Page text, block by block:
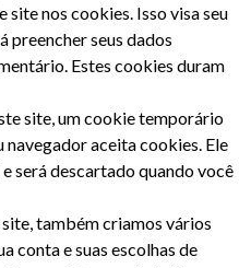
site nos cookies. Isso visa seu
preencher seus dados
Estes cookies duram
site, um cookie temporário
navegador aceita cookies. Ele
será descartado quando você
também criamos vários
conta e suas escolhas de